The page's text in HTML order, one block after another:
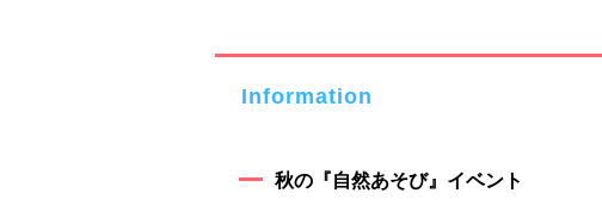
Information
秋の『自然あそび』イベント